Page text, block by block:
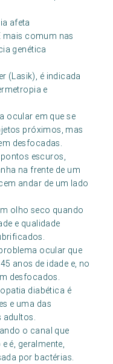
afeta
mais comum nas
genética
(Lasik), é indicada
e
ocular em que se
próximos, mas
desfocadas.
escuros,
na frente de um
andar de um lado
olho seco quando
e qualidade
ocular que
anos de idade e, no
desfocados.
diabética é
e uma das
adultos.
o canal que
é, geralmente,
por bactérias.